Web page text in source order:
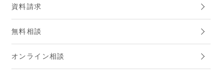
資料請求
無料相談
オンライン相談